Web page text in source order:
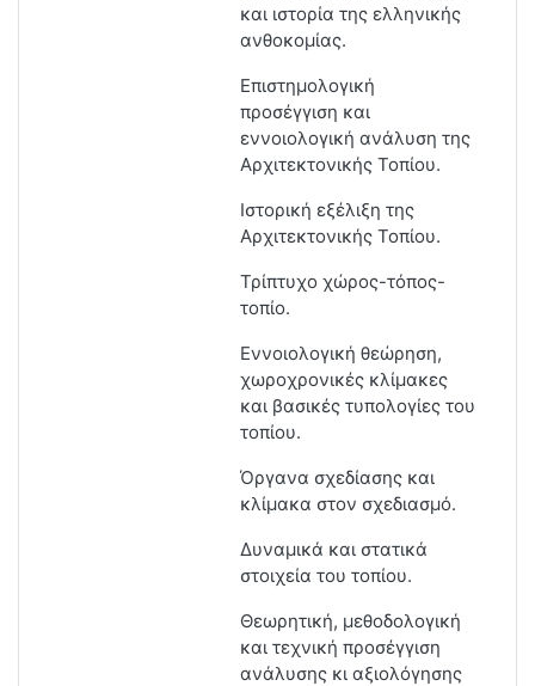
και ιστορία της ελληνικής
ανθοκομίας.
Επιστημολογική
προσέγγιση και
εννοιολογική ανάλυση της
Αρχιτεκτονικής Τοπίου.
Ιστορική εξέλιξη της
Αρχιτεκτονικής Τοπίου.
Τρίπτυχο χώρος-τόπος-
τοπίο.
Εννοιολογική θεώρηση,
χωροχρονικές κλίμακες
και βασικές τυπολογίες του
τοπίου.
Όργανα σχεδίασης και
κλίμακα στον σχεδιασμό.
Δυναμικά και στατικά
στοιχεία του τοπίου.
Θεωρητική, μεθοδολογική
και τεχνική προσέγγιση
ανάλυσης κι αξιολόγησης